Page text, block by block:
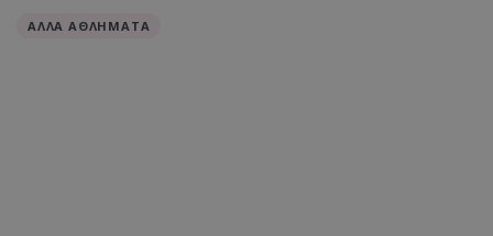
ΑΛΛΑ ΑΘΛΗΜΑΤΑ